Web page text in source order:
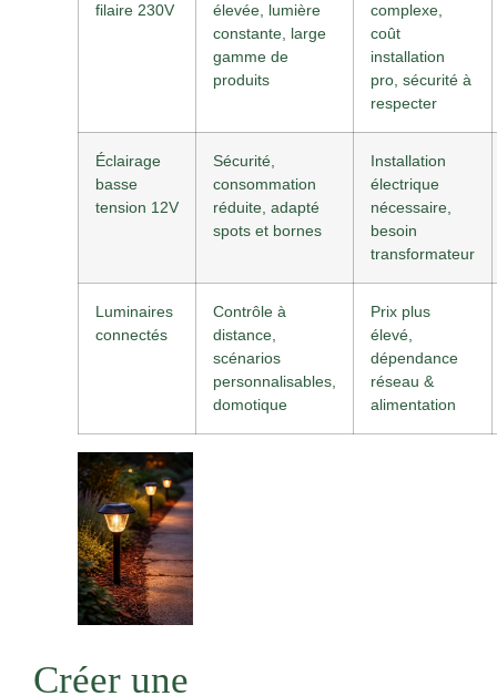
filaire 230V
élevée, lumière
constante, large
gamme de
produits
complexe,
coût
installation
pro, sécurité à
respecter
Éclairage
basse
tension 12V
Sécurité,
consommation
réduite, adapté
spots et bornes
Installation
électrique
nécessaire,
besoin
transformateur
Luminaires
connectés
Contrôle à
distance,
scénarios
personnalisables,
domotique
Prix plus
élevé,
dépendance
réseau &
alimentation
Créer une